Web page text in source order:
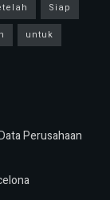
Siap
untuk
Perusahaan